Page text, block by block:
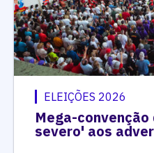
ELEIÇÕES 2026
Mega-
severo' aos